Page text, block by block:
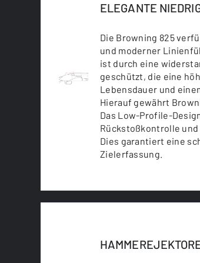
ELEGANTE
Die Browning 825
und moderner
ist durch eine
geschützt, die eine
Lebensdauer und
Hierauf gewährt
Das Low-Profile-
Rückstoßkontrolle
Dies garantiert eine
Zielerfassung.